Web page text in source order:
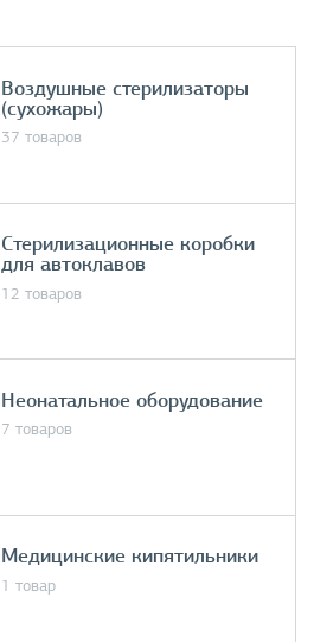
Воздушные стерилизаторы
(сухожары)
37 товаров
Стерилизационные коробки
для автоклавов
12 товаров
Неонатальное оборудование
7 товаров
Медицинские кипятильники
1 товар